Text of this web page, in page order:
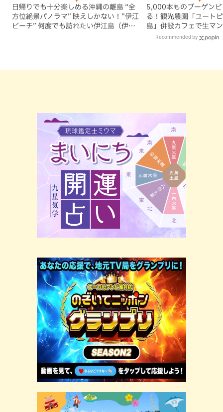
日帰りでも十分楽しめる沖縄の離島 “全
方位絶景パノラマ” 映えしかない！”伊江
ビーチ” 何度でも訪れたい伊江島（伊江
5,000本ものブーゲン
る！観光農園「ユート
島」併設カフェで生マ
古島）
Recommended by